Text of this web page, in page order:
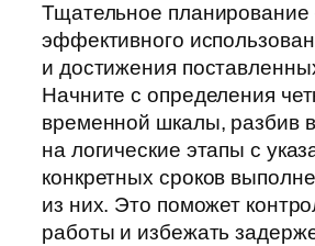
Тщательное планирование
эффективного
и достижения
Начните с определения
временной шкалы, разбив
на логические этапы с
конкретных сроков
из них. Это поможет
работы и избежать